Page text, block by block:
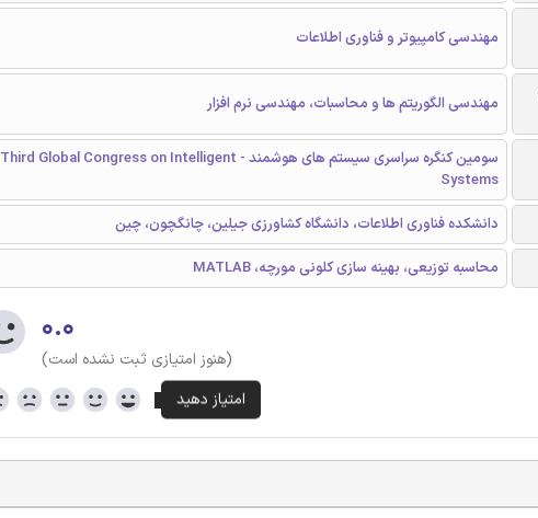
مهندسی کامپیوتر و فناوری اطلاعات
مهندسی الگوریتم ها و محاسبات، مهندسی نرم افزار
سومین کنگره سراسری سیستم های هوشمند - Third Global Congress on Intelligent
Systems
دانشکده فناوری اطلاعات، دانشگاه کشاورزی جیلین، چانگچون، چین
محاسبه توزیعی، بهینه سازی کلونی مورچه، MATLAB
۰.۰
(هنوز امتیازی ثبت نشده است)